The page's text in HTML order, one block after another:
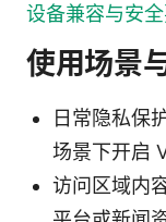
设备兼容与安
使用场景
日常隐私保
场景下开启
访问区域内